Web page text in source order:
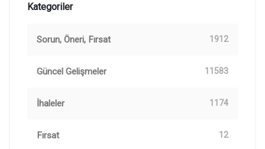
Kategoriler
Sorun, Öneri, Fırsat 1912
Güncel Gelişmeler 11583
İhaleler 1174
Fırsat 12